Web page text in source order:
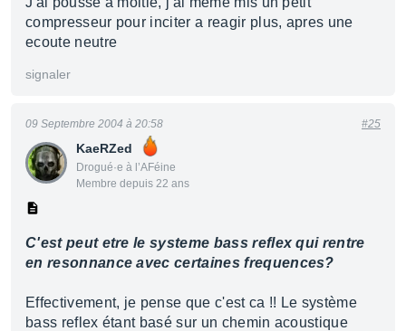
compresseur pour inciter a reagir plus, apres une
ecoute neutre
signaler
KaeRZed
Drogué·e à l’AFéine
Membre depuis 22 ans
09 Septembre 2004 à 20:58 #25
C'est peut etre le systeme bass reflex qui rentre
en resonnance avec certaines frequences?
Effectivement, je pense que c'est ca !! Le système
bass reflex étant basé sur un chemin acoustique